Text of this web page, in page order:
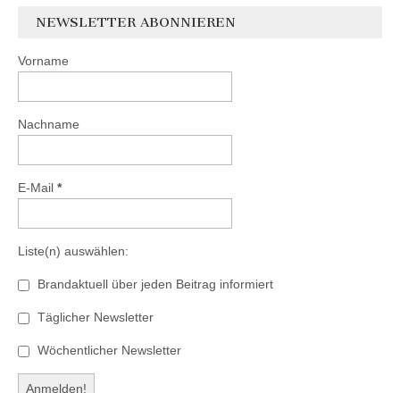
NEWSLETTER ABONNIEREN
Vorname
Nachname
E-Mail *
Liste(n) auswählen:
Brandaktuell über jeden Beitrag informiert
Täglicher Newsletter
Wöchentlicher Newsletter